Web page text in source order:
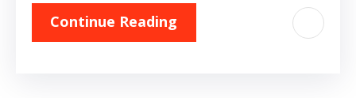
Continue Reading